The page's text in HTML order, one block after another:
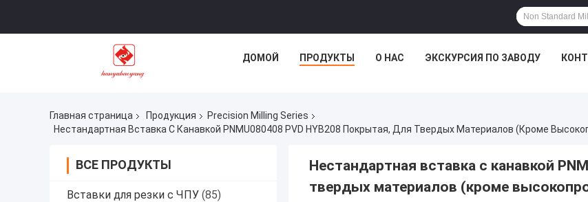
ДОМОЙ ПРОДУКТЫ О НАС ЭКСКУРСИЯ ПО ЗАВОДУ
Главная страница Продукция
Precision Milling Series
Нестандартная Вставка С Канавкой PNMU080408 PVD HYB208 Покрытая, Для Твердых Материалов (кроме
ВСЕ ПРОДУКТЫ
Вставки для резки с ЧПУ (85)
Нестандартная вставка с канавкой
твердых материалов (кроме